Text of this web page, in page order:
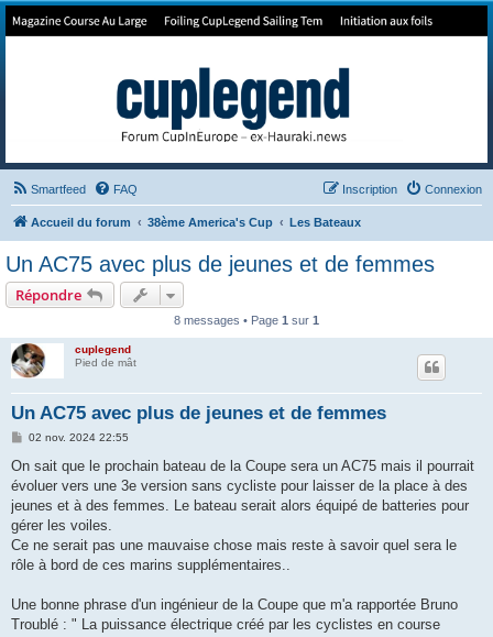
Forum de Cup In Europe
Smartfeed FAQ Connexion
Inscription
Accueil du forum 38ème America's Cup Les Bateaux
Un AC75 avec plus de jeunes et de femmes
Répondre
8 messages • Page 1 sur 1
cuplegend
Pied de mât
Un AC75 avec plus de jeunes et de femmes
M
s
a
g
02 nov. 2024 22:55
On sait que le prochain bateau de la Coupe sera un AC75 mais il pourrait
évoluer vers une 3e version sans cycliste pour laisser de la place à des
jeunes et à des femmes. Le bateau serait alors équipé de batteries pour
gérer les voiles.
Ce ne serait pas une mauvaise chose mais reste à savoir quel sera le
rôle à bord de ces marins supplémentaires..
Une bonne phrase d'un ingénieur de la Coupe que m'a rapportée Bruno
Troublé : " La puissance électrique créé par les cyclistes en course